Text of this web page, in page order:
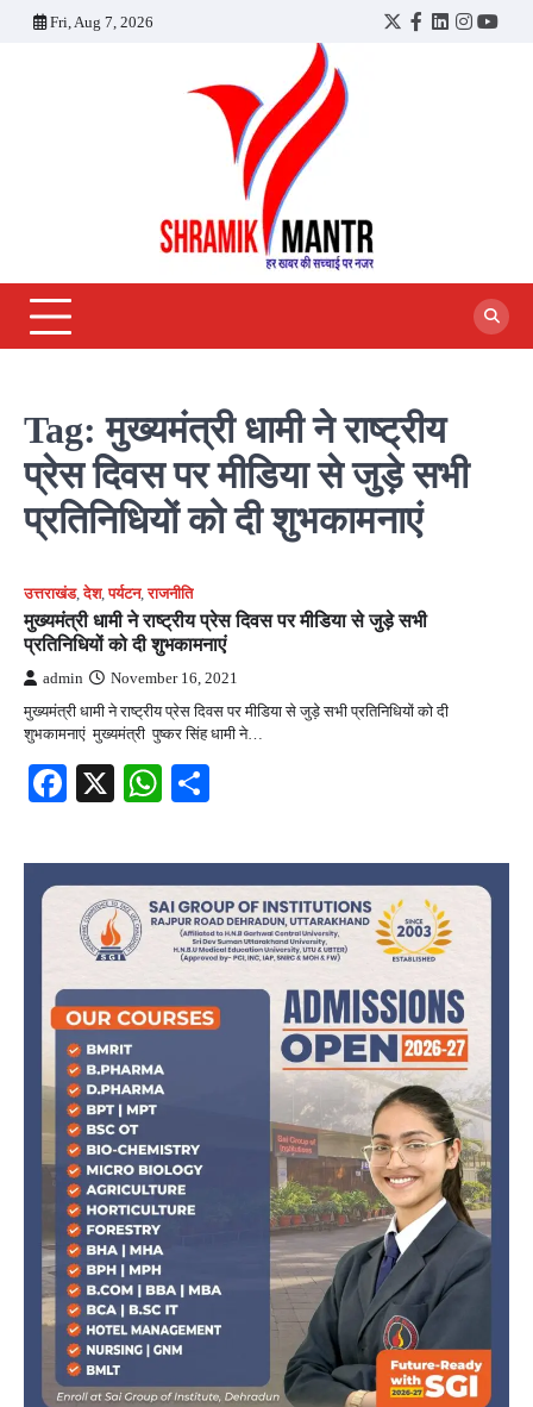
Fri, Aug 7, 2026
Twitter
Facebook
LinkedIn
Tag:मुख्यमंत्री धामी ने राष्ट्रीय
प्रेस दिवस पर मीडिया से जुड़े सभी
प्रतिनिधियों को दी शुभकामनाएं
उत्तराखंड,देश,पर्यटन,राजनीति
मुख्यमंत्री धामी ने राष्ट्रीय प्रेस दिवस पर मीडिया से जुड़े सभी
प्रतिनिधियों को दी शुभकामनाएं
admin November 16, 2021
मुख्यमंत्री धामी ने राष्ट्रीय प्रेस दिवस पर मीडिया से जुड़े सभी प्रतिनिधियों को दी
शुभकामनाएं मुख्यमंत्री पुष्कर सिंह धामी ने…
Facebook
X WhatsApp